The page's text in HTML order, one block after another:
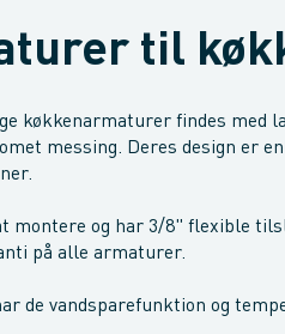
til
køkkenarmaturer findes med
messing. Deres design er
montere og har 3/8" flexible
på alle armaturer.
de vandsparefunktion og